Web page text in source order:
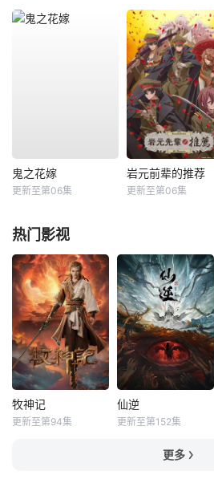
鬼之花嫁
更新至第06集
岩元前辈的推荐
更新至第06集
热门影视
牧神记
更新至第94集
仙逆
更新至第152集
更多